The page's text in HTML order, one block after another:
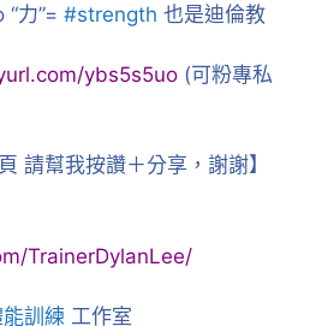
力”= #strength 也是迪倫教
ybs5s5uo (可粉專私
請幫我按讚＋分享，謝謝】
TrainerDylanLee/
訓練 工作室